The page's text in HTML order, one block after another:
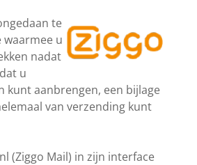
te
waarmee u
nadat
u
kunt aanbrengen, een bijlage
van verzending kunt
(Ziggo Mail) in zijn interface